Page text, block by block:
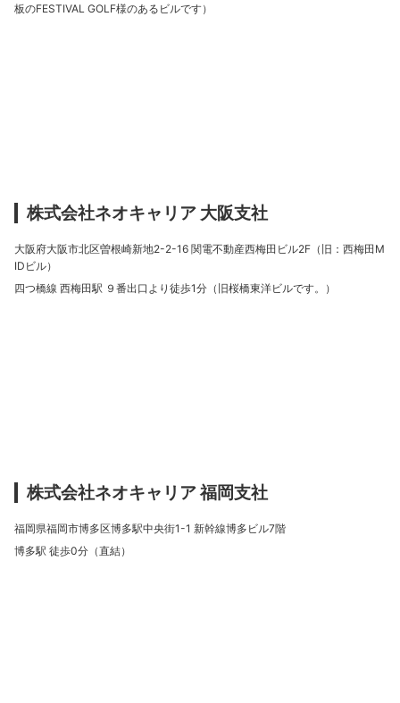
板のFESTIVAL GOLF様のあるビルです）
株式会社ネオキャリア 大阪支社
大阪府大阪市北区曽根崎新地2-2-16 関電不動産西梅田ビル2F（旧：西梅田M
IDビル）
四つ橋線 西梅田駅 ９番出口より徒歩1分（旧桜橋東洋ビルです。）
株式会社ネオキャリア 福岡支社
福岡県福岡市博多区博多駅中央街1-1 新幹線博多ビル7階
博多駅 徒歩0分（直結）